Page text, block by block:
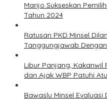
Marijo Sukseskan
Tahun 2024
Ratusan PKD Minsel
Tanggungjawab
Libur Panjang, Kakanwil
dan Ajak WBP Patuhi
Bawaslu Minsel